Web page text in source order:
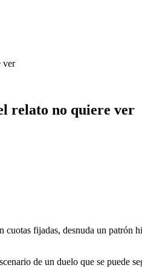
ver
relato no quiere ver
fijadas, desnuda un
de un duelo que se puede